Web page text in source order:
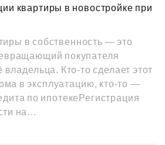
квартиры в новостройке при
в собственность — это
покупателя
Кто‑то сделает этот
в эксплуатацию, кто‑то —
по ипотекеРегистрация
на…